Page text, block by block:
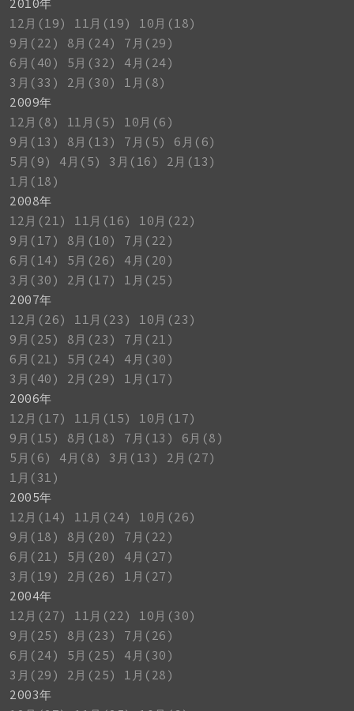
2010年
12月(19)
11月(19)
10月(18)
9月(22)
8月(24)
7月(29)
6月(40)
5月(32)
4月(24)
3月(33)
2月(30)
1月(8)
2009年
12月(8)
11月(5)
10月(6)
9月(13)
8月(13) 7月(5)
6月(6)
5月(9)
4月(5) 3月(16)
2月(13)
1月(18)
2008年
12月(21)
11月(16)
10月(22)
9月(17)
8月(10)
7月(22)
6月(14)
5月(26)
4月(20)
3月(30)
2月(17)
1月(25)
2007年
12月(26)
11月(23)
10月(23)
9月(25)
8月(23)
7月(21)
6月(21)
5月(24)
4月(30)
3月(40)
2月(29)
1月(17)
2006年
12月(17)
11月(15)
10月(17)
9月(15)
8月(18) 7月(13)
6月(8)
5月(6)
4月(8) 3月(13)
2月(27)
1月(31)
2005年
12月(14)
11月(24)
10月(26)
9月(18)
8月(20)
7月(22)
6月(21)
5月(20)
4月(27)
3月(19)
2月(26)
1月(27)
2004年
12月(27)
11月(22)
10月(30)
9月(25)
8月(23)
7月(26)
6月(24)
5月(25)
4月(30)
3月(29)
2月(25)
1月(28)
2003年